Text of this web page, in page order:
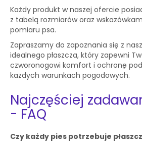
Każdy produkt w naszej ofercie
z tabelą rozmiarów oraz
pomiaru psa.
Zapraszamy do zapoznania się z
idealnego płaszcza, który zapewni
czworonogowi komfort i ochronę
każdych warunkach pogodowych.
Najczęściej
- FAQ
Czy każdy pies potrzebuje